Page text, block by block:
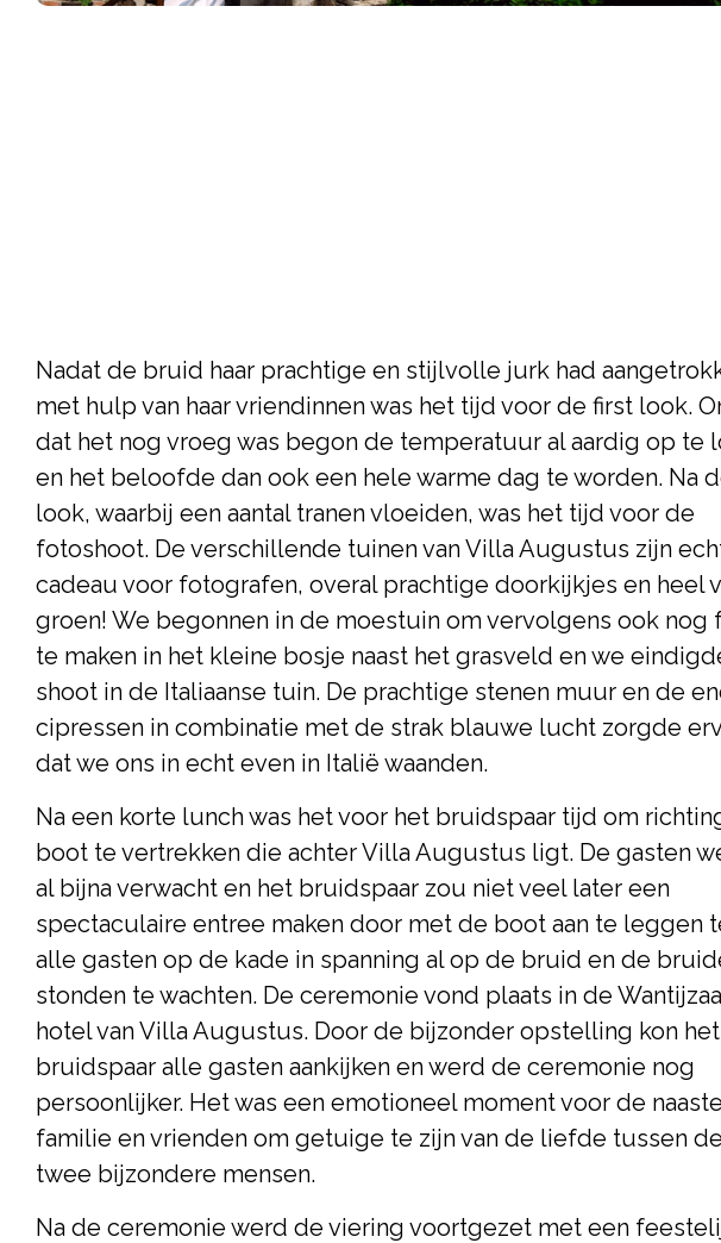
Nadat de bruid haar prachtige en stijlvolle jurk had
met hulp van haar vriendinnen was het tijd voor de first look.
dat het nog vroeg was begon de temperatuur al aardig op te
en het beloofde dan ook een hele warme dag te worden. Na
look, waarbij een aantal tranen vloeiden, was het tijd voor de
fotoshoot. De verschillende tuinen van Villa Augustus zijn
cadeau voor fotografen, overal prachtige doorkijkjes en heel
groen! We begonnen in de moestuin om vervolgens ook nog
te maken in het kleine bosje naast het grasveld en we
shoot in de Italiaanse tuin. De prachtige stenen muur en de
cipressen in combinatie met de strak blauwe lucht zorgde
dat we ons in echt even in Italië waanden.
Na een korte lunch was het voor het bruidspaar tijd om
boot te vertrekken die achter Villa Augustus ligt. De gasten
al bijna verwacht en het bruidspaar zou niet veel later een
spectaculaire entree maken door met de boot aan te leggen
alle gasten op de kade in spanning al op de bruid en de
stonden te wachten. De ceremonie vond plaats in de
hotel van Villa Augustus. Door de bijzonder opstelling kon het
bruidspaar alle gasten aankijken en werd de ceremonie nog
persoonlijker. Het was een emotioneel moment voor de naaste
familie en vrienden om getuige te zijn van de liefde tussen
twee bijzondere mensen.
Na de ceremonie werd de viering voortgezet met een